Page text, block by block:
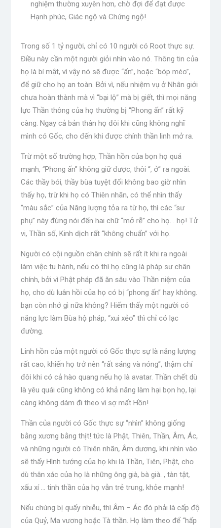
nghiệm thường xuyên hơn, chờ đợi để đạt được
Hạnh phúc, Giác ngộ và Chứng ngộ!
Trong số 1 tỷ người, chỉ có 10 người có Root thực sự.
Điều này cần một người giỏi nhìn vào nó. Thông tin của
họ là bí mật, vì vậy nó sẽ được “ẩn”, hoặc “bóp méo”,
để giữ cho họ an toàn. Bởi vì, nếu nhiệm vụ ở Nhân giới
chưa hoàn thành mà vì “bại lộ” mà bị giết, thì mọi năng
lực Thần thông của họ thường bị “Phong ấn” rất kỹ
càng. Ngay cả bản thân họ đôi khi cũng không nghĩ
mình có Gốc, cho đến khi được chính thần linh mở ra.
Trừ một số trường hợp, Thần hồn của bọn họ quá
mạnh, “Phong ấn” không giữ được, thôi “, ở” ra ngoài.
Các thầy bói, thầy bùa tuyệt đối không bao giờ nhìn
thấy họ, trừ khi họ có Thiên nhãn, có thể nhìn thấy
“màu sắc” của Năng lượng tỏa ra từ họ, thì các “sư
phụ” này đừng nói đến hai chữ “mở rễ” cho họ. . họ! Tử
vi, Thần số, Kinh dịch rất “không chuẩn” với họ.
Người có cội nguồn chân chính sẽ rất ít khi ra ngoài
làm việc tu hành, nếu có thì họ cũng là pháp sư chân
chính, bởi vì Phật pháp đã ăn sâu vào Thần niệm của
họ, cho dù luân hồi của họ có bị “phong ấn” hay không.
bạn còn nhớ gì nữa không? Hiếm thấy một người có
năng lực làm Bùa hộ pháp, “xui xẻo” thì chỉ có lạc
đường.
Linh hồn của một người có Gốc thực sự là năng lượng
rất cao, khiến họ trở nên “rất sáng và nóng”, thậm chí
đôi khi có cả hào quang nếu họ là avatar. Thần chết dù
là yêu quái cũng không có khả năng làm hại bọn họ, lại
càng không dám đi theo vì sợ mất Hồn!
Thần của người có Gốc thực sự “nhìn” không giống
bằng xương bằng thịt! tức là Phật, Thiên, Thần, Âm, Ác,
và những người có Thiên nhãn, Âm dương, khi nhìn vào
sẽ thấy Hình tướng của họ khi là Thần, Tiên, Phật, cho
dù thân xác của họ là những ông già, bà già. , tàn tật,
xấu xí … tinh thần của họ vẫn trẻ trung, khỏe mạnh!
Nếu chúng bị quấy nhiễu, thì Âm – Ác đó phải là cấp độ
của Quỷ, Ma vương hoặc Tà thần. Họ làm theo để “hấp